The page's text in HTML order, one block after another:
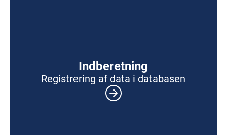
Indberetning
Registrering af data i databasen